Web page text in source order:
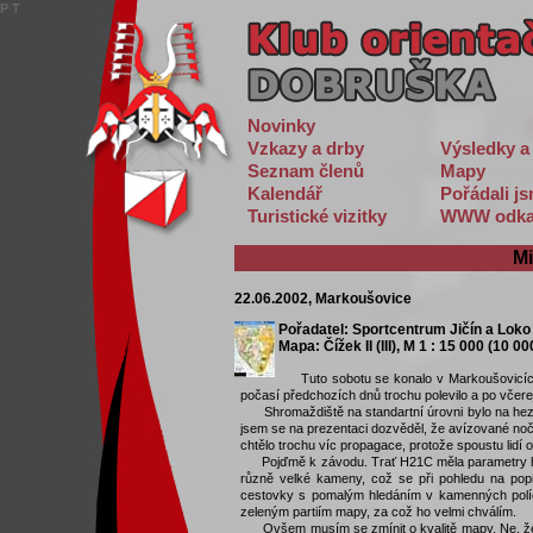
Novinky
Vzkazy a drby
Výsledky
Seznam členů
Mapy
Kalendář
Pořádali
Turistické vizitky
WWW
P T